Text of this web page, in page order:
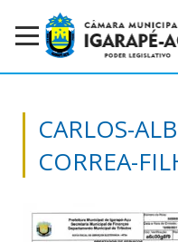
CARLOS-
CORREA-